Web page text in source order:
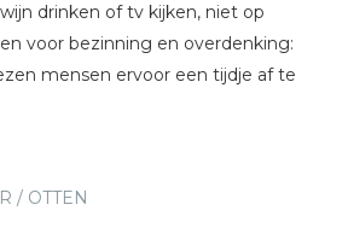
drinken of tv kijken, niet op
voor bezinning en overdenking:
mensen ervoor een tijdje af te
Maar blijkbaar levert het ook iets op.
praktische tips en handreikingen
/ OTTEN